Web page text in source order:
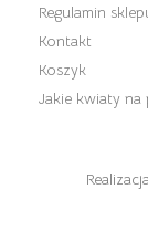
Regulamin
Kontakt
Koszyk
Jakie kwiaty na